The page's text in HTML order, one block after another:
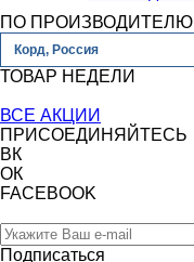
ПО ПРОИЗВОДИТЕЛЮ
Корд, Россия
ТОВАР НЕДЕЛИ
ВСЕ АКЦИИ
ПРИСОЕДИНЯЙТЕСЬ
ВК
ОК
FACEBOOK
Подписаться